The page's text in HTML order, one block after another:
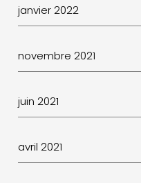
janvier 2022
novembre 2021
juin 2021
avril 2021